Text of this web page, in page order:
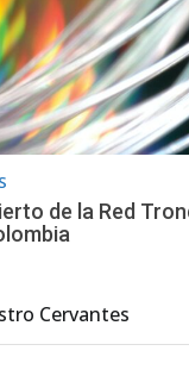
de la Red
Cervantes